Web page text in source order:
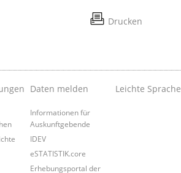
Drucken
Daten melden
Informationen für
Auskunftgebende
IDEV
eSTATISTIK.core
Erhebungsportal der
Leichte Sprache